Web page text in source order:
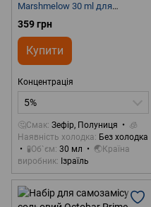
Marshmelow 30 ml для
самозамісу
359 грн
Купити
Концентрація
5%
🤔Смак Зефір, Полуниця
🧊
Наявність холодка Без холодка
🧪Об`єм 30 мл
🌏Країна
виробник Ізраїль